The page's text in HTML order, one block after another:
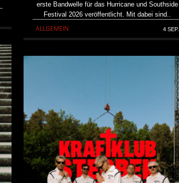
erste Bandwelle für das Hurricane und Southside
Festival 2026 veröffentlicht. Mit dabei sind..
ALLGEMEIN 4 SEP.